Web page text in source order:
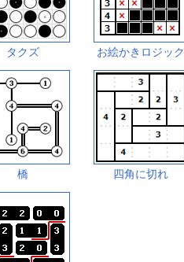
タクズ お絵かきロジック
橋 四角に切れ